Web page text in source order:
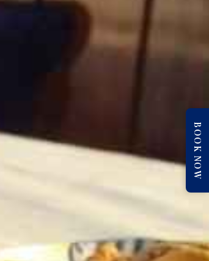
BOOK NOW